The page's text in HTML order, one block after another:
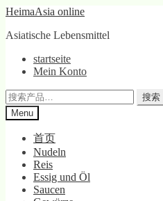
Skip
navigation
Skip
content
HeimaAsia online
Asiatische Lebensmittel
startseite
Mein Konto
搜
索：
搜索
Menu
首页
Nudeln
Reis
Essig und Öl
Saucen